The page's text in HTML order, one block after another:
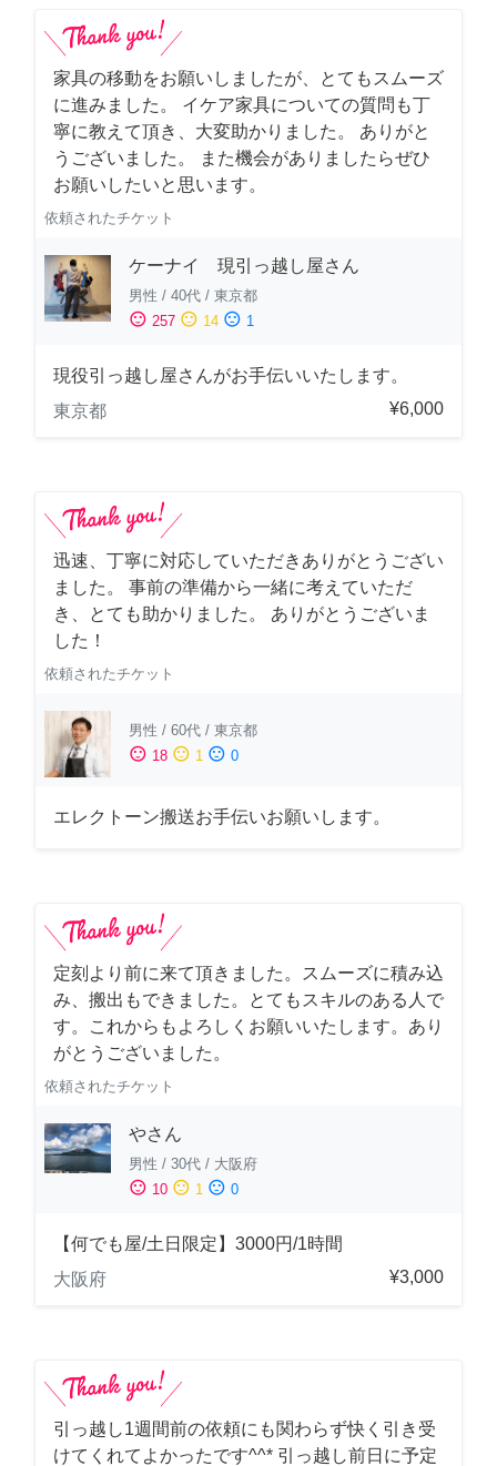
家具の移動をお願いしましたが、とてもスムーズ
に進みました。 イケア家具についての質問も丁
寧に教えて頂き、大変助かりました。 ありがと
うございました。 また機会がありましたらぜひ
お願いしたいと思います。
依頼されたチケット
ケーナイ 現引っ越し屋さん
男性 / 40代 / 東京都
sentiment_satisfied 257 sentiment_neutral 14 sentiment_dissatisfied 1
現役引っ越し屋さんがお手伝いいたします。
東京都
¥6,000
迅速、丁寧に対応していただきありがとうござい
ました。 事前の準備から一緒に考えていただ
き、とても助かりました。 ありがとうございま
した！
依頼されたチケット
男性 / 60代 / 東京都
sentiment_satisfied 18 sentiment_neutral 1 sentiment_dissatisfied 0
エレクトーン搬送お手伝いお願いします。
定刻より前に来て頂きました。スムーズに積み込
み、搬出もできました。とてもスキルのある人で
す。これからもよろしくお願いいたします。あり
がとうございました。
依頼されたチケット
やさん
男性 / 30代 / 大阪府
sentiment_satisfied 10 sentiment_neutral 1 sentiment_dissatisfied 0
【何でも屋/土日限定】3000円/1時間
大阪府
¥3,000
引っ越し1週間前の依頼にも関わらず快く引き受
けてくれてよかったです^^* 引っ越し前日に予定